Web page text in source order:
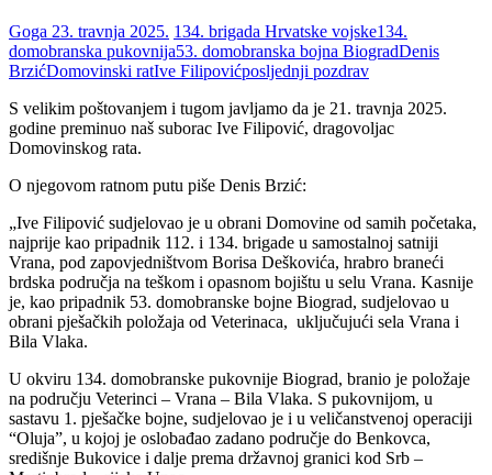
Goga 23. travnja 2025. 134. brigada Hrvatske vojske134.
domobranska pukovnija53. domobranska bojna BiogradDenis
BrzićDomovinski ratIve Filipovićposljednji pozdrav
S velikim poštovanjem i tugom javljamo da je 21. travnja 2025.
godine preminuo naš suborac Ive Filipović, dragovoljac
Domovinskog rata.
O njegovom ratnom putu piše Denis Brzić:
„Ive Filipović sudjelovao je u obrani Domovine od samih početaka,
najprije kao pripadnik 112. i 134. brigade u samostalnoj satniji
Vrana, pod zapovjedništvom Borisa Deškovića, hrabro braneći
brdska područja na teškom i opasnom bojištu u selu Vrana. Kasnije
je, kao pripadnik 53. domobranske bojne Biograd, sudjelovao u
obrani pješačkih položaja od Veterinaca, uključujući sela Vrana i
Bila Vlaka.
U okviru 134. domobranske pukovnije Biograd, branio je položaje
na području Veterinci – Vrana – Bila Vlaka. S pukovnijom, u
sastavu 1. pješačke bojne, sudjelovao je i u veličanstvenoj operaciji
“Oluja”, u kojoj je oslobađao zadano područje do Benkovca,
središnje Bukovice i dalje prema državnoj granici kod Srb –